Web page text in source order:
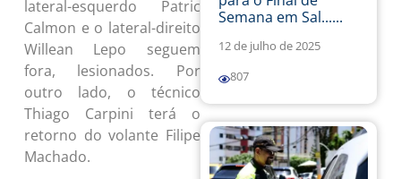
lateral-esquerdo Patric
Calmon e o lateral-direito
Willean Lepo seguem
fora, lesionados. Por
outro lado, o técnico
Thiago Carpini terá o
retorno do volante Filipe
Machado.
Semana em Sal......
12 de julho de 2025
807